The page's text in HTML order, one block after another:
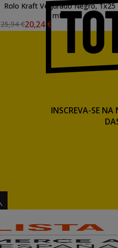
Rolo Kraft Verjurado Negro, 1x25
mts.
25,94 €20,24 €
INSCREVA-SE NA